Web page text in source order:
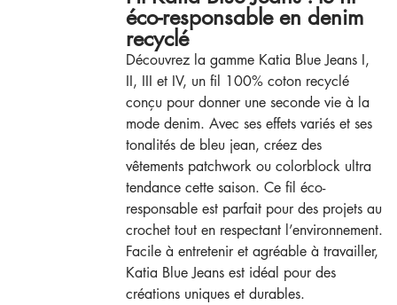
éco-responsable en denim
recyclé
Découvrez la gamme Katia Blue Jeans I,
II, III et IV, un fil 100% coton recyclé
conçu pour donner une seconde vie à la
mode denim. Avec ses effets variés et ses
tonalités de bleu jean, créez des
vêtements patchwork ou colorblock ultra
tendance cette saison. Ce fil éco-
responsable est parfait pour des projets au
crochet tout en respectant l’environnement.
Facile à entretenir et agréable à travailler,
Katia Blue Jeans est idéal pour des
créations uniques et durables.